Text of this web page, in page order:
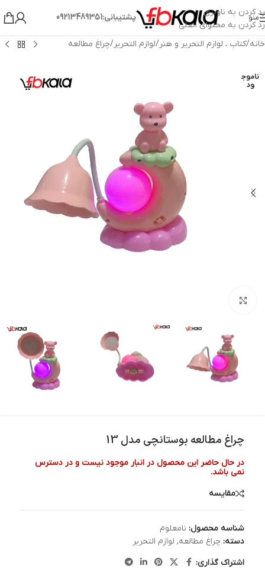
رد کردن به ناوبری
رد کردن به محتوای اصلی
منو پشتیبانی:09213489351
خانه/کتاب ، لوازم التحریر و هنر/لوازم التحریر/چراغ مطالعه
ناموج
ود
چراغ مطالعه بوستانچی مدل 13
در حال حاضر این محصول در انبار موجود نیست و در دسترس
نمی باشد.
مقایسه
شناسه محصول: نامعلوم
دسته: چراغ مطالعه, لوازم التحریر
اشتراک گذاری: